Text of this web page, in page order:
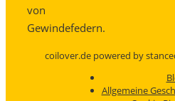
von
Gewindefedern.
coilover.de powered by
Allgemeine